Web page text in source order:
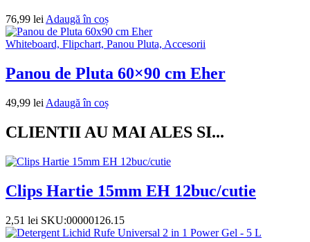
76,99 lei Adaugă în coș
Whiteboard, Flipchart, Panou Pluta, Accesorii
Panou de Pluta 60×90 cm Eher
49,99 lei Adaugă în coș
CLIENTII AU MAI ALES SI...
Clips Hartie 15mm EH 12buc/cutie
2,51 lei SKU:00000126.15